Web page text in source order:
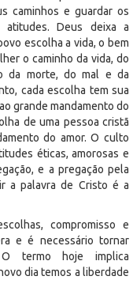
caminhos e guardar os
atitudes. Deus deixa a
escolha a vida, o bem
o caminho da vida, do
da morte, do mal e da
cada escolha tem sua
grande mandamento do
de uma pessoa cristã
do amor. O culto
éticas, amorosas e
e a pregação pela
a palavra de Cristo é a
compromisso e
e é necessário tornar
termo hoje implica
dia temos a liberdade